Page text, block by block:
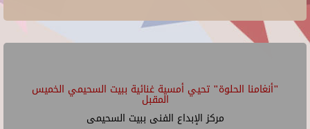
"أنغامنا الحلوة" تحيي أمسية غنائية ببيت السحيمي الخميس
المقبل
مركز الإبداع الفنى ببيت السحيمى